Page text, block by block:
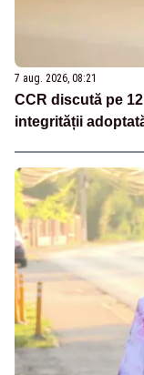
7 aug. 2026, 08:21
CCR discută pe
integrității